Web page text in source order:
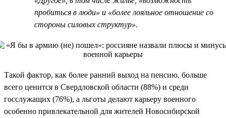
пробиться в люди» и «более лояльное отношение со
стороны силовых структур».
Такой фактор, как более ранний выход на пенсию, больше
всего ценится в Свердловской области (88%) и среди
госслужащих (76%), а льготы делают карьеру военного
особенно привлекательной для жителей Новосибирской